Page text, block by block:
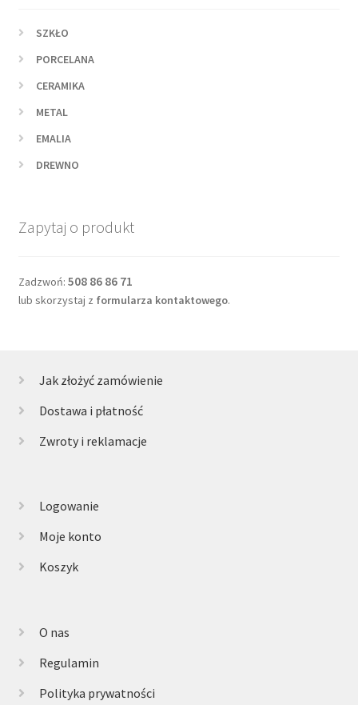
SZKŁO
PORCELANA
CERAMIKA
METAL
EMALIA
DREWNO
Zapytaj o produkt
Zadzwoń: 508 86 86 71
lub skorzystaj z formularza kontaktowego.
Jak złożyć zamówienie
Dostawa i płatność
Zwroty i reklamacje
Logowanie
Moje konto
Koszyk
O nas
Regulamin
Polityka prywatności